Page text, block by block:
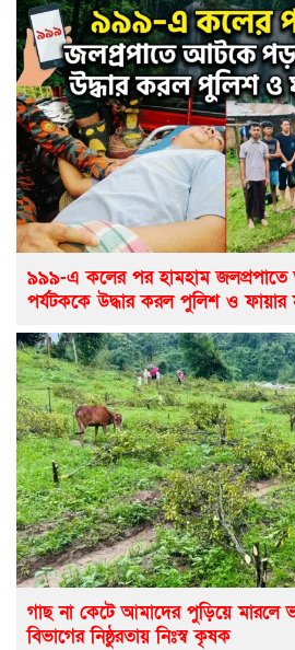
৯৯৯-এ কলের পর হামহাম
পর্যটককে উদ্ধার করল পুলিশ ও ফায়ার
গাছ না কেটে আমাদের পুড়িয়ে মারলে
বিভাগের নিষ্ঠুরতায় নিঃস্ব কৃষক